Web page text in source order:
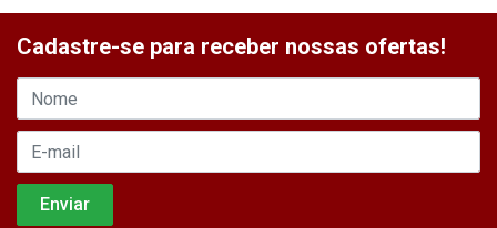
Cadastre-se para receber nossas ofertas!